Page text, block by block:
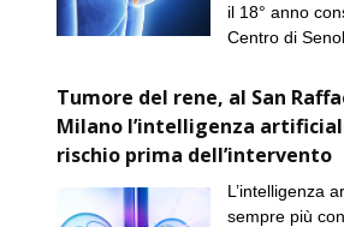
il 18° anno
Centro di
Tumore del rene, al San
Milano l’intelligenza
rischio prima dell’intervento
L’intelligenza
sempre più